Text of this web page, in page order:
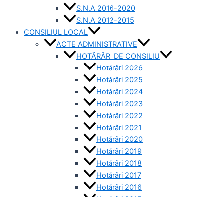
S.N.A 2016-2020
S.N.A 2012-2015
CONSILIUL LOCAL
ACTE ADMINISTRATIVE
HOTĂRÂRI DE CONSILIU
Hotărâri 2026
Hotărâri 2025
Hotărâri 2024
Hotărâri 2023
Hotărâri 2022
Hotărâri 2021
Hotărâri 2020
Hotărâri 2019
Hotărâri 2018
Hotărâri 2017
Hotărâri 2016